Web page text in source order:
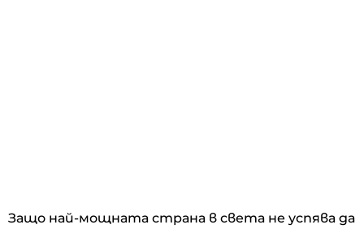
Защо най-мощната страна в света не успява да